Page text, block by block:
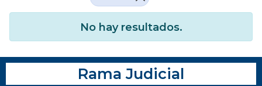
No hay resultados.
Rama Judicial